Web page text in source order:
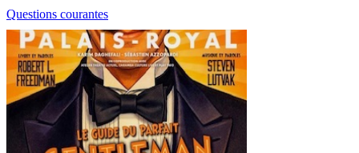
Questions courantes